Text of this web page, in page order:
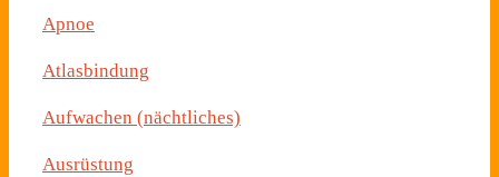
Apnoe
Atlasbindung
Aufwachen (nächtliches)
Ausrüstung